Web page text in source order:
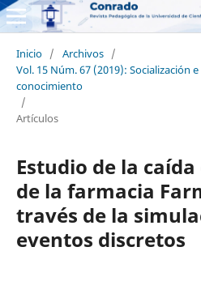
Inicio / Archivos /
Vol. 15 Núm. 67 (2019): Socialización
conocimiento
/
Artículos
Estudio de la
de la farmacia
través de la
eventos discretos